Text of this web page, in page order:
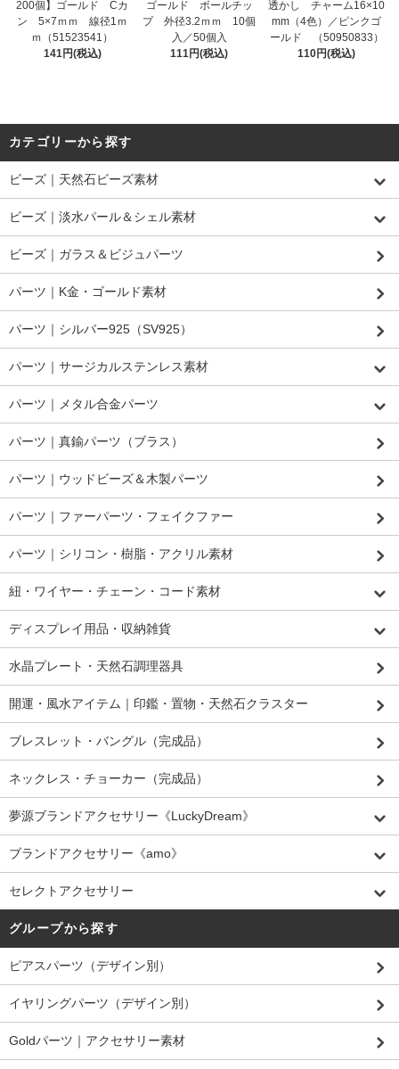
200個】ゴールド Cカ
ン 5×7ｍｍ 線径1ｍ
ｍ（51523541）
141円(税込)
ゴールド ボールチッ
プ 外径3.2ｍｍ 10個
入／50個入
111円(税込)
透かし チャーム16×10
mm（4色）／ピンクゴ
ールド （50950833）
110円(税込)
カテゴリーから探す
ビーズ｜天然石ビーズ素材
ビーズ｜淡水パール＆シェル素材
ビーズ｜ガラス＆ビジュパーツ
パーツ｜K金・ゴールド素材
パーツ｜シルバー925（SV925）
パーツ｜サージカルステンレス素材
パーツ｜メタル合金パーツ
パーツ｜真鍮パーツ（ブラス）
パーツ｜ウッドビーズ＆木製パーツ
パーツ｜ファーパーツ・フェイクファー
パーツ｜シリコン・樹脂・アクリル素材
紐・ワイヤー・チェーン・コード素材
ディスプレイ用品・収納雑貨
水晶プレート・天然石調理器具
開運・風水アイテム｜印鑑・置物・天然石クラスター
ブレスレット・バングル（完成品）
ネックレス・チョーカー（完成品）
夢源ブランドアクセサリー《LuckyDream》
ブランドアクセサリー《amo》
セレクトアクセサリー
グループから探す
ピアスパーツ（デザイン別）
イヤリングパーツ（デザイン別）
Goldパーツ｜アクセサリー素材